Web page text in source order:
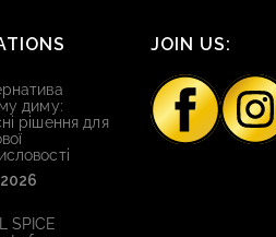
диму:
рішення для
SPICE
JOIN US: